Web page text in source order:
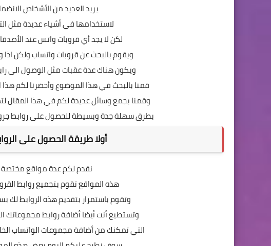
يريد العديد من الأشخاص
لاستخدامها في أشياء عديدة مثل
لكن لا يجد أي قروبات واتس عند
ويقوم بالبحث عن قروبات واتساب ولكن
ويكون هناك عدة عقبات مثل الوصول الى
قمنا بالبحث في هذا الموضوع وأحضرنا لكم
وقمنا بجمع وسائل عديدة لكم في هذا المقال
بطرق سهلة جدة وبسيطة للحصول على روابط
أولا طريقة الحصول على
نقدم لكم عدة مواقع
هذه المواقع تقوم بتجميع روابط
وتقوم باستمرار بتقديم هذه الروابط لك
وتستطيع أنت أيضا أضافة روابط مجموعاتك
التي تمكنك من أضافة مجموعات الواتساب